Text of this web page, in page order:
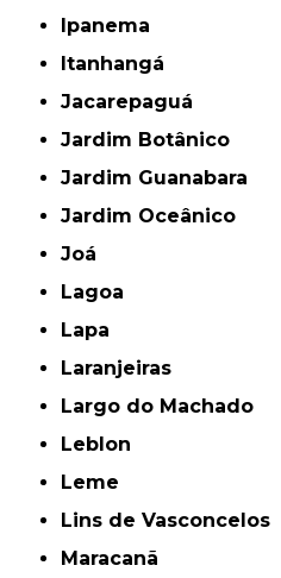
Ipanema
Itanhangá
Jacarepaguá
Jardim Botânico
Jardim Guanabara
Jardim Oceânico
Joá
Lagoa
Lapa
Laranjeiras
Largo do Machado
Leblon
Leme
Lins de Vasconcelos
Maracanã